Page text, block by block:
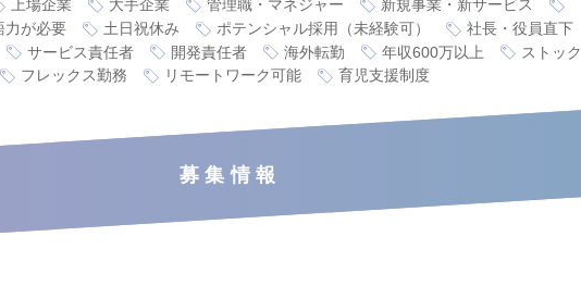
上場企業 大手企業 管理職・マネジャー
新規事業・新サービス
力が必要 土日祝休み ポテンシャル採用（未経験可）
社長・役員直下
サービス責任者 開発責任者 海外転勤 年収600万以上
ストック
フレックス勤務 リモートワーク可能 育児支援制度
募集情報